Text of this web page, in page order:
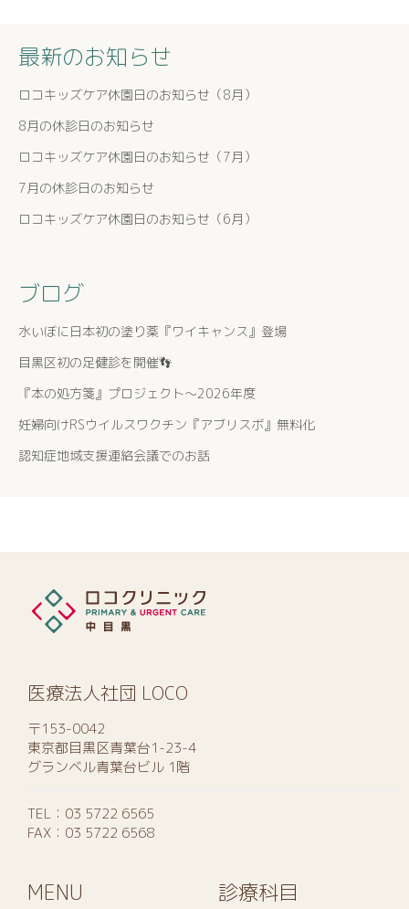
最新のお知らせ
ロコキッズケア休園日のお知らせ（8月）
8月の休診日のお知らせ
ロコキッズケア休園日のお知らせ（7月）
7月の休診日のお知らせ
ロコキッズケア休園日のお知らせ（6月）
ブログ
水いぼに日本初の塗り薬『ワイキャンス』登場
目黒区初の足健診を開催👣
『本の処方箋』プロジェクト〜2026年度
妊婦向けRSウイルスワクチン『アブリスボ』無料化
認知症地域支援連絡会議でのお話
医療法人社団 LOCO
〒153-0042
東京都目黒区青葉台1-23-4
グランベル青葉台ビル 1階
TEL： 03 5722 6565
FAX：03 5722 6568
MENU 診療科目